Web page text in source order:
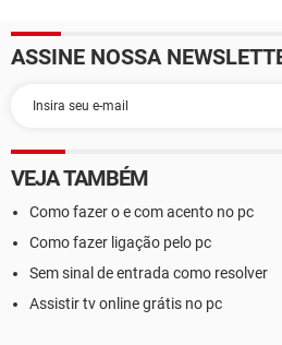
ASSINE NOSSA
VEJA TAMBÉM
Como fazer o e com acento no pc
Como fazer ligação pelo pc
Sem sinal de entrada como resolver
Assistir tv online grátis no pc